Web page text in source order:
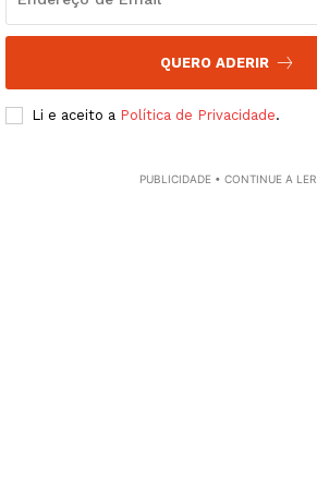
QUERO ADERIR
Li e aceito a Política de Privacidade.
PUBLICIDADE • CONTINUE A LER